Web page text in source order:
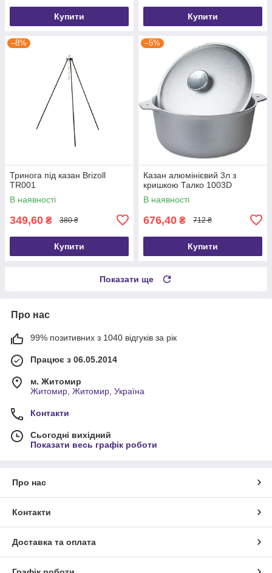
Купити Купити
–8%
Тринога під казан Brizoll
TR001
В наявності
349,60 ₴ 380 ₴
Купити
–5%
Казан алюмінієвий 3л з
кришкою Талко 1003D
В наявності
676,40 ₴ 712 ₴
Купити
Показати ще
Про нас
99% позитивних з 1040 відгуків за рік
Працює з 06.05.2014
м. Житомир
Житомир, Житомир, Україна
Контакти
Сьогодні вихідний
Показати весь графік роботи
Про нас
Контакти
Доставка та оплата